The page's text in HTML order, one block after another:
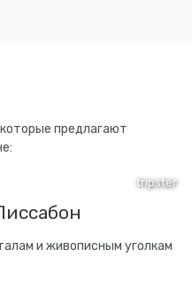
которые предлагают
tripster
и живописным уголкам